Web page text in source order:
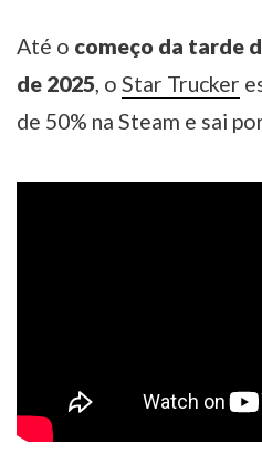
Até o começo da tarde
de 2025, o Star Trucker
de 50% na Steam e sai